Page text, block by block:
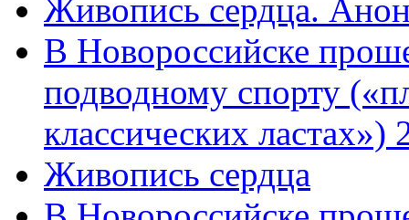
Живопись сердца.
В Новороссийске
подводному спорту
классических
Живопись сердца